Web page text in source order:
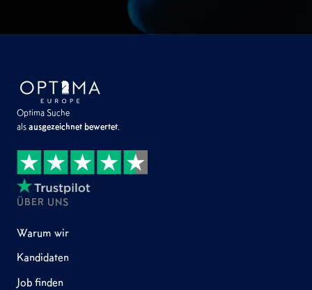
Optima Suche
als ausgezeichnet bewertet.
ÜBER UNS
Warum wir
Kandidaten
Job finden